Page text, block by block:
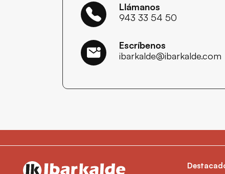
Llámanos
943 33 54 50
Escríbenos
ibarkalde@ibarkalde.com